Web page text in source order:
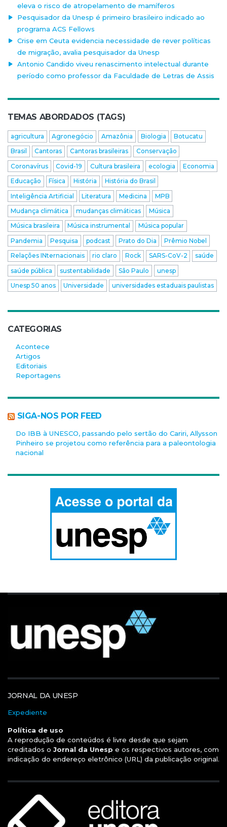
eleva o risco de atropelamento de mamíferos
Pesquisador da Unesp é primeiro brasileiro indicado ao
programa ACS Fellows
Crise em Ceuta evidencia necessidade de rever políticas
de migração, avalia pesquisador da Unesp
Antonio Candido viveu renascimento intelectual durante
período como professor da Faculdade de Letras de Assis
TEMAS ABORDADOS (TAGS)
agricultura Agronegócio Amazônia Biologia
Botucatu
Brasil
Cantoras Cantoras brasileiras
Conservação
Coronavírus
Covid-19 Cultura brasileira ecologia
Economia
Educação
Física História
História do Brasil
Inteligência Artificial
Literatura Medicina
MPB
Mudança climática
mudanças climáticas
Música
Música brasileira
Música instrumental
Música popular
Pandemia
Pesquisa podcast Prato do Dia
Prêmio Nobel
Relações INternacionais
rio claro Rock SARS-CoV-2
saúde
saúde pública
sustentabilidade São Paulo
unesp
Unesp 50 anos
Universidade universidades estaduais paulistas
CATEGORIAS
Acontece
Artigos
Editoriais
Reportagens
SIGA-NOS POR FEED
Do IBB à UNESCO, passando pelo sertão do Cariri, Allysson
Pinheiro se projetou como referência para a paleontologia
nacional
JORNAL DA UNESP
Expediente
Política de uso
A reprodução de conteúdos é livre desde que sejam
creditados o Jornal da Unesp e os respectivos autores, com
indicação do endereço eletrônico (URL) da publicação original.